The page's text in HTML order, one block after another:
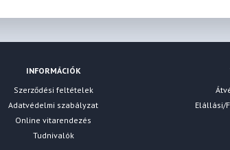
INFORMÁCIÓK
Szerződési feltételek
Adatvédelmi szabályzat
Online vitarendezés
Tudnivalók
Elállási/